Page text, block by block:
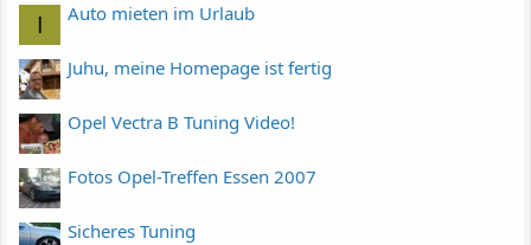
I Auto mieten im Urlaub
Juhu, meine Homepage ist fertig
Opel Vectra B Tuning Video!
Fotos Opel-Treffen Essen 2007
Sicheres Tuning